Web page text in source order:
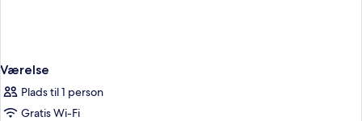
Værelse
Plads til 1 person
Gratis Wi-Fi